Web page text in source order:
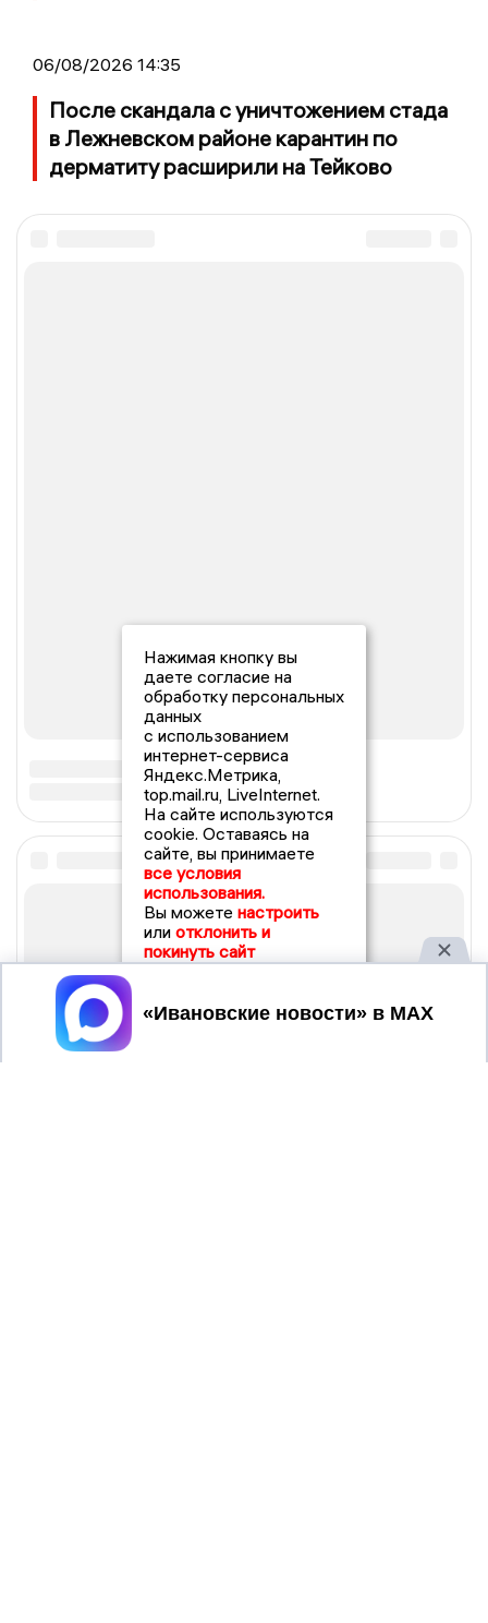
06/08/2026 14:35
После скандала с уничтожением стада
в Лежневском районе карантин по
дерматиту расширили на Тейково
Нажимая кнопку вы
даете согласие на
обработку персональных
данных
с использованием
интернет-сервиса
Яндекс.Метрика,
top.mail.ru, LiveInternet.
На сайте используются
cookie. Оставаясь на
сайте, вы принимаете
все условия
использования.
Вы можете настроить
или отклонить и
покинуть сайт
Принять